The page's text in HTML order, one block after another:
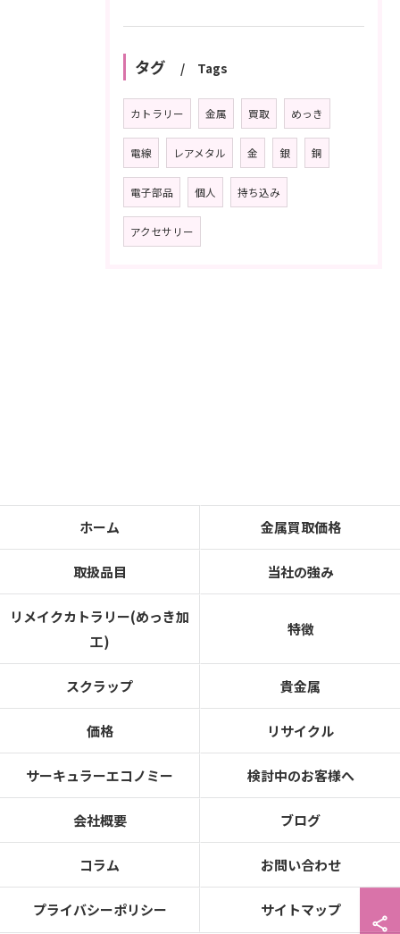
タグ Tags
カトラリー 金属 買取 めっき
電線 レアメタル 金 銀 銅
電子部品 個人 持ち込み
アクセサリー
ホーム 金属買取価格
取扱品目 当社の強み
リメイクカトラリー(めっき加
工)
特徴
スクラップ 貴金属
価格 リサイクル
サーキュラーエコノミー 検討中のお客様へ
会社概要 ブログ
コラム お問い合わせ
プライバシーポリシー サイトマップ